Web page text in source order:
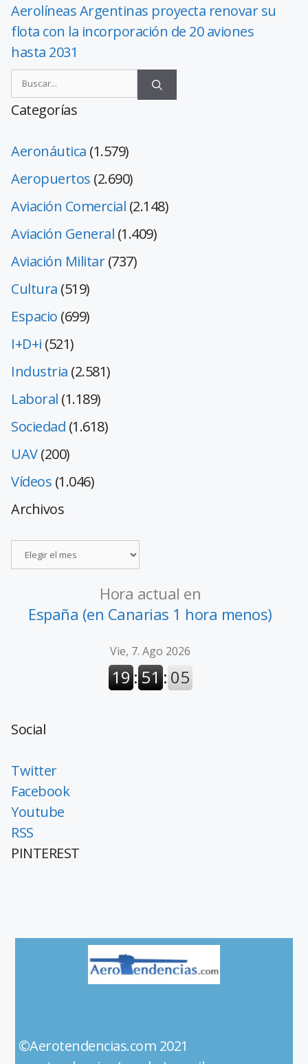
Aerolíneas Argentinas proyecta renovar su
flota con la incorporación de 20 aviones
hasta 2031
Categorías
Aeronáutica (1.579)
Aeropuertos (2.690)
Aviación Comercial (2.148)
Aviación General (1.409)
Aviación Militar(737)
Cultura (519)
Espacio (699)
I+D+i (521)
Industria (2.581)
Laboral (1.189)
Sociedad (1.618)
UAV(200)
Vídeos (1.046)
Archivos
Hora actual en
España (en Canarias 1 hora menos)
Social
Twitter
Facebook
Youtube
RSS
PINTEREST
©Aerotendencias.com 2021